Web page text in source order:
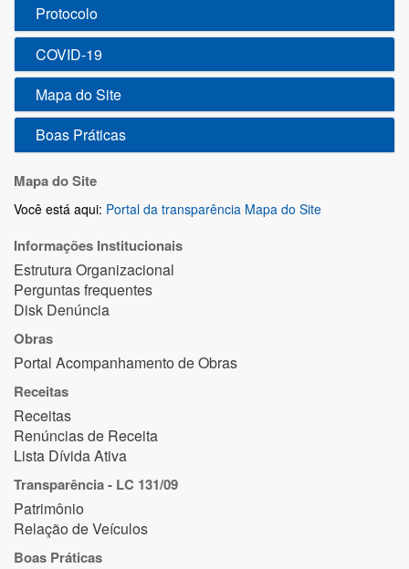
Protocolo
COVID-19
Mapa do Site
Boas Práticas
Mapa do Site
Você está aqui: Portal da transparência Mapa do Site
Informações Institucionais
Estrutura Organizacional
Perguntas frequentes
Disk Denúncia
Obras
Portal Acompanhamento de Obras
Receitas
Receitas
Renúncias de Receita
Lista Dívida Ativa
Transparência - LC 131/09
Patrimônio
Relação de Veículos
Boas Práticas